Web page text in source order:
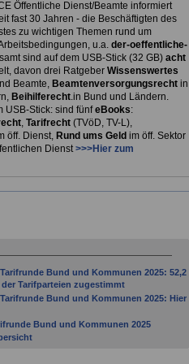
Öffentliche Dienst/Beamte informiert
fast 30 Jahren - die Beschäftigten des
zu wichtigen Themen rund um
u.a. der-oeffentliche-
sind auf dem USB-Stick (32 GB) acht
davon drei Ratgeber Wissenswertes
Beamte, Beamtenversorgungsrechtin
Beihilferecht.in Bund und Ländern.
USB-Stick: sind fünfeBooks:
, Tarifrecht(TVöD, TV-L),
öff. Dienst, Rund ums Geld im öff. Sektor
Dienst>>>Hier zum
Bund und Kommunen 2025: 52,2
Tarifparteien zugestimmt
Bund und Kommunen 2025: Hier
Bund und Kommunen 2025